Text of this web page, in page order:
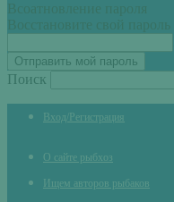
Всоатновление пароля
Восстановите свой пароль
Поиск
Вход/Регистрация
О сайте рыбхоз
Ищем авторов рыбаков